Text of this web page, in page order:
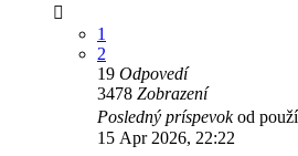
1
2
19 Odpovedí
3478 Zobrazení
Posledný príspevokod
15 Apr 2026, 22:22